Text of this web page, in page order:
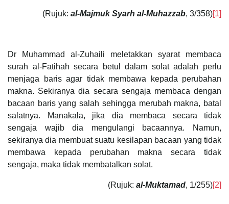
(Rujuk: al-Majmuk Syarh al-Muhazzab, 3/358)[1]
Dr Muhammad al-Zuhaili meletakkan syarat membaca
surah al-Fatihah secara betul dalam solat adalah perlu
menjaga baris agar tidak membawa kepada perubahan
makna. Sekiranya dia secara sengaja membaca dengan
bacaan baris yang salah sehingga merubah makna, batal
salatnya. Manakala, jika dia membaca secara tidak
sengaja wajib dia mengulangi bacaannya. Namun,
sekiranya dia membuat suatu kesilapan bacaan yang tidak
membawa kepada perubahan makna secara tidak
sengaja, maka tidak membatalkan solat.
(Rujuk: al-Muktamad, 1/255)[2]